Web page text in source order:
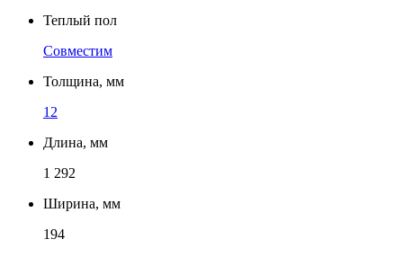
Теплый пол
Совместим
Толщина, мм
12
Длина, мм
1 292
Ширина, мм
194